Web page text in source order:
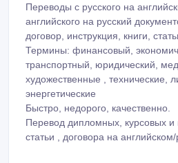
Переводы с русского на
английского на русский
договор, инструкция, книги,
Термины: финансовый,
транспортный, юридический,
художественные , технические,
энергетические
Быстро, недорого, качественно.
Перевод дипломных, курсовых и
статьи , договора на английском/